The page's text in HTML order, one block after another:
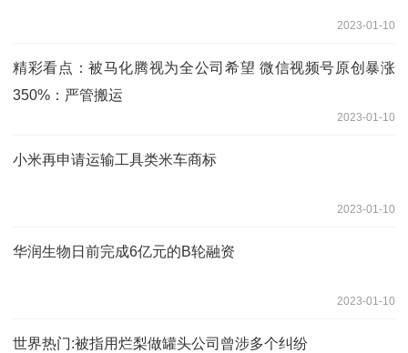
2023-01-10
精彩看点：被马化腾视为全公司希望 微信视频号原创暴涨
350%：严管搬运
2023-01-10
小米再申请运输工具类米车商标
2023-01-10
华润生物日前完成6亿元的B轮融资
2023-01-10
世界热门:被指用烂梨做罐头公司曾涉多个纠纷